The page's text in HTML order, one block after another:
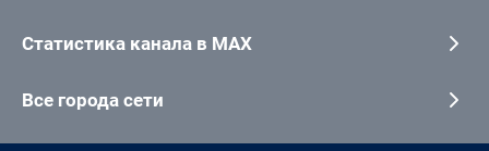
Статистика канала в MAX
Все города сети